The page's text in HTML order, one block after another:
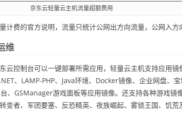
京东云轻量云主机流量超额费用
计费的官方说明，流量只统计公网出方向流量，公网入方
维
云控制台可以一键部署所需应用，轻量云主机支持应用
、LAMP-PHP、Java环境、Docker镜像、企业网盘、
、GSManager游戏面板等应用镜像。还支持各种游戏镜
变者、军团要塞、反恐精英、夜族崛起、雾锁王国、饥荒